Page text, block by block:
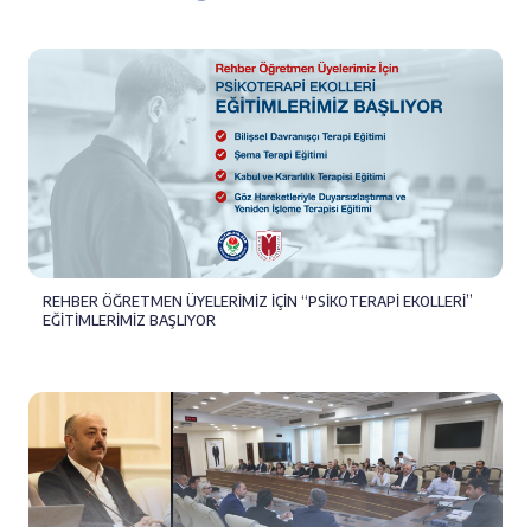
REHBER ÖĞRETMEN ÜYELERİMİZ İÇİN “PSİKOTERAPİ EKOLLERİ”
EĞİTİMLERİMİZ BAŞLIYOR